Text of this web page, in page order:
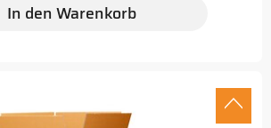
In den Warenkorb